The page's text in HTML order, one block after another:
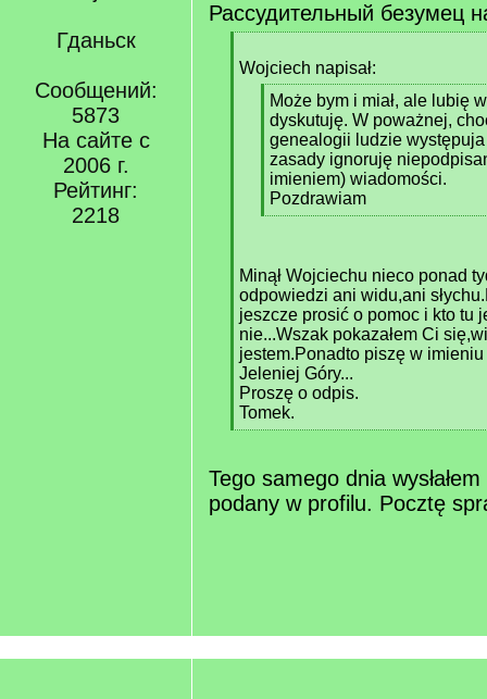
Гданьск
Сообщений:
5873
На сайте с
2006 г.
Рейтинг:
2218
Рассудительный безумец
q
Wojciech napisał:
[
q
]
Może bym i miał, ale lubię
dyskutuję. W poważnej,
genealogii ludzie występuja
zasady ignoruję
imieniem) wiadomości.
Pozdrawiam
[
]
Minął Wojciechu nieco ponad
odpowiedzi ani widu,ani
jeszcze prosić o pomoc i kto tu
nie...Wszak pokazałem Ci
jestem.Ponadto piszę w
Jeleniej Góry...
Proszę o odpis.
Tomek.
[
q
]
Tego samego dnia
podany w profilu. Pocztę